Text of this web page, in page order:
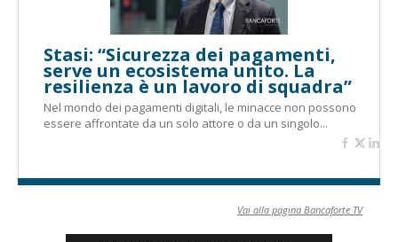
Stasi: “Sicurezza dei pagamenti,
serve un ecosistema unito. La
resilienza è un lavoro di squadra”
Nel mondo dei pagamenti digitali, le minacce non possono
essere affrontate da un solo attore o da un singolo...
Vai alla pagina Bancaforte TV